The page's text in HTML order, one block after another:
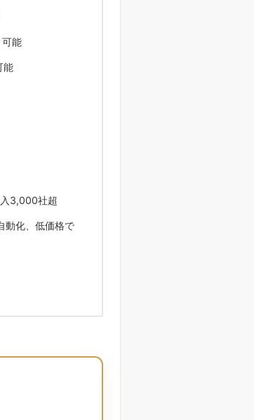
能
能
3,000社超
動化、低価格で